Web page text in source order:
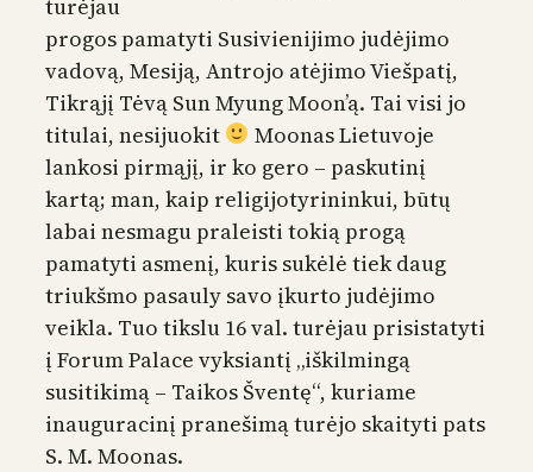
turėjau
progos pamatyti Susivienijimo judėjimo
vadovą, Mesiją, Antrojo atėjimo Viešpatį,
Tikrąjį Tėvą Sun Myung Moon’ą. Tai visi jo
titulai, nesijuokit
Moonas Lietuvoje
lankosi pirmąjį, ir ko gero – paskutinį
kartą; man, kaip religijotyrininkui, būtų
labai nesmagu praleisti tokią progą
pamatyti asmenį, kuris sukėlė tiek daug
triukšmo pasauly savo įkurto judėjimo
veikla. Tuo tikslu 16 val. turėjau prisistatyti
į Forum Palace vyksiantį „iškilmingą
susitikimą – Taikos Šventę“, kuriame
inauguracinį pranešimą turėjo skaityti pats
S. M. Moonas.